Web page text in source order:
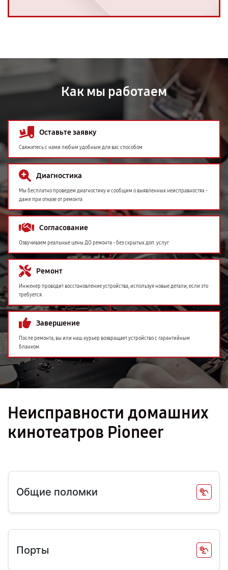
Как мы работаем
Оставьте заявку
Свяжитесь с нами любым удобным для вас способом
Диагностика
Мы бесплатно проведем диагностику и сообщим о выявленных неисправностях -
даже при отказе от ремонта
Согласование
Озвучиваем реальные цены ДО ремонта - без скрытых доп. услуг
Ремонт
Инженер проводит восстановление устройства, используя новые детали, если это
требуется.
Завершение
После ремонта, вы или наш курьер возвращает устройство с гарантийным
бланком.
Неисправности домашних
кинотеатров Pioneer
Общие поломки
Порты